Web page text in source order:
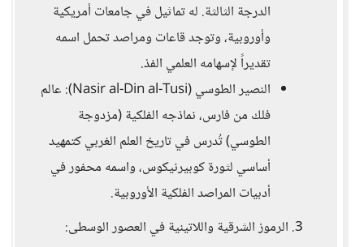
الدرجة الثالثة. له تماثيل في جامعات أمريكية
وأوروبية، وتوجد قاعات ومراصد تحمل اسمه
تقديراً لإسهامه العلمي الفذ.
النصير الطوسي (Nasir al-Din al-Tusi): عالم
فلك من فارس، نماذجه الفلكية (مزدوجة
الطوسي) تُدرس في تاريخ العلم الغربي كتمهيد
أساسي لثورة كوبيرنيكوس، واسمه محفور في
أدبيات المراصد الفلكية الأوروبية.
3. الرموز الشرقية واللاتينية في العصور الوسطى: